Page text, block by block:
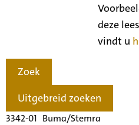
deze
vindt u
Zoek
Uitgebreid zoeken
3342-01 Buma/Stemra